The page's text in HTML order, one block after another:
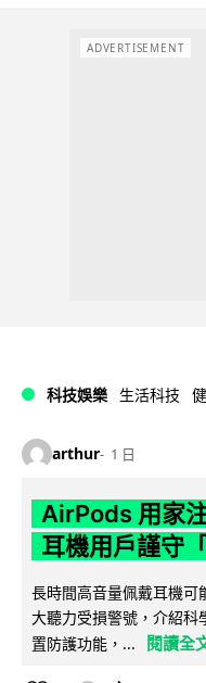
ADVERTISEMENT
科技娛樂 生活科技
arthur 1 日
AirPods 用家
耳機用戶謹守
長時間高音量佩戴耳機可
大聽力受損警號，介紹
置防護功能，...
閱讀全